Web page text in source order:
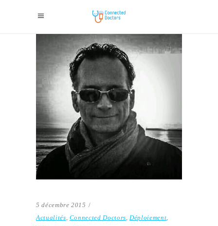
5 décembre 2015
Actualités, Connected Doctors,Déploiement,